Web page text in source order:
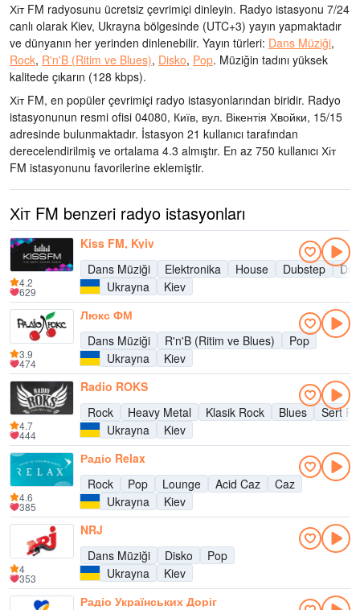
Хіт FM radyosunu ücretsiz çevrimiçi dinleyin. Radyo istasyonu 7/24
canlı olarak Kiev, Ukrayna bölgesinde (UTC+3) yayın yapmaktadır
ve dünyanın her yerinden dinlenebilir. Yayın türleri: Dans Müziği,
Rock, R'n'B (Ritim ve Blues), Disko, Pop. Müziğin tadını yüksek
kalitede çıkarın (128 kbps).
Хіт FM, en popüler çevrimiçi radyo istasyonlarından biridir. Radyo
istasyonunun resmi ofisi 04080, Київ, вул. Вікентія Хвойки, 15/15
adresinde bulunmaktadır. İstasyon 21 kullanıcı tarafından
derecelendirilmiş ve ortalama 4.3 almıştır. En az 750 kullanıcı Хіт
FM istasyonunu favorilerine eklemiştir.
Хіт FM benzeri radyo istasyonları
Kiss FM, Kyiv
Dans Müziği
Elektronika House Dubstep
Ukrayna
Kiev
4.2
629
Люкс ФМ
Dans Müziği
R'n'B (Ritim ve Blues)
Pop
Ukrayna
Kiev
3.9
474
Radio ROKS
Rock
Heavy Metal Klasik Rock Blues
Sert
Ukrayna
Kiev
4.7
444
Радіо Relax
Rock
Pop Lounge Acid Caz
Caz
Ukrayna
Kiev
4.6
385
NRJ
Dans Müziği
Disko
Pop
Ukrayna
Kiev
4
353
Радіо Українських Доріг